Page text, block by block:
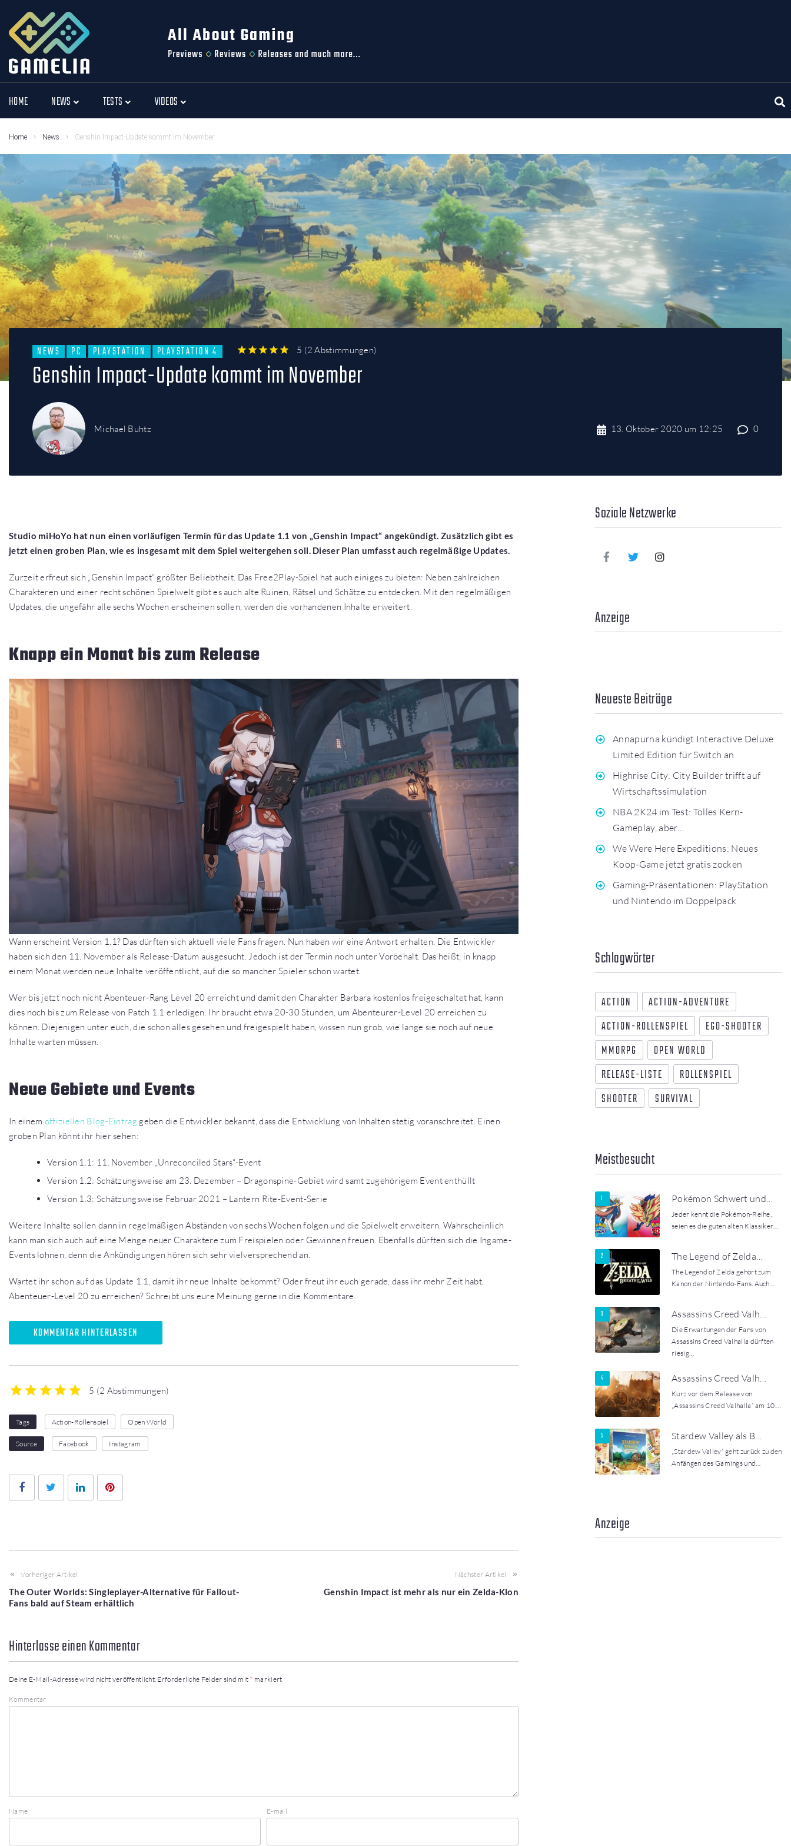
HOME NEWS TESTS VIDEOS
Home News Genshin Impact-Update kommt im November
NEWS PC PLAYSTATION PLAYSTATION 4 5 (2 Abstimmungen)
Genshin Impact-Update kommt im November
Michael Buhtz 13. Oktober 2020 um 12:25 0
Studio miHoYo hat nun einen vorläufigen Termin für das Update 1.1 von „Genshin Impact“ angekündigt. Zusätzlich gibt es
jetzt einen groben Plan, wie es insgesamt mit dem Spiel weitergehen soll. Dieser Plan umfasst auch regelmäßige Updates.
Zurzeit erfreut sich „Genshin Impact“ größter Beliebtheit. Das Free2Play-Spiel hat auch einiges zu bieten: Neben zahlreichen
Charakteren und einer recht schönen Spielwelt gibt es auch alte Ruinen, Rätsel und Schätze zu entdecken. Mit den regelmäßigen
Updates, die ungefähr alle sechs Wochen erscheinen sollen, werden die vorhandenen Inhalte erweitert.
Knapp ein Monat bis zum Release
Wann erscheint Version 1.1? Das dürften sich aktuell viele Fans fragen. Nun haben wir eine Antwort erhalten. Die Entwickler
haben sich den 11. November als Release-Datum ausgesucht. Jedoch ist der Termin noch unter Vorbehalt. Das heißt, in knapp
einem Monat werden neue Inhalte veröffentlicht, auf die so mancher Spieler schon wartet.
Wer bis jetzt noch nicht Abenteuer-Rang Level 20 erreicht und damit den Charakter Barbara kostenlos freigeschaltet hat, kann
dies noch bis zum Release von Patch 1.1 erledigen. Ihr braucht etwa 20-30 Stunden, um Abenteurer-Level 20 erreichen zu
können. Diejenigen unter euch, die schon alles gesehen und freigespielt haben, wissen nun grob, wie lange sie noch auf neue
Inhalte warten müssen.
Neue Gebiete und Events
In einem offiziellen Blog-Eintrag geben die Entwickler bekannt, dass die Entwicklung von Inhalten stetig voranschreitet. Einen
groben Plan könnt ihr hier sehen:
Version 1.1: 11. November „Unreconciled Stars“-Event
Version 1.2: Schätzungsweise am 23. Dezember – Dragonspine-Gebiet wird samt zugehörigem Event enthüllt
Version 1.3: Schätzungsweise Februar 2021 – Lantern Rite-Event-Serie
Weitere Inhalte sollen dann in regelmäßigen Abständen von sechs Wochen folgen und die Spielwelt erweitern. Wahrscheinlich
kann man sich auch auf eine Menge neuer Charaktere zum Freispielen oder Gewinnen freuen. Ebenfalls dürften sich die Ingame-
Events lohnen, denn die Ankündigungen hören sich sehr vielversprechend an.
Wartet ihr schon auf das Update 1.1, damit ihr neue Inhalte bekommt? Oder freut ihr euch gerade, dass ihr mehr Zeit habt,
Abenteuer-Level 20 zu erreichen? Schreibt uns eure Meinung gerne in die Kommentare.
KOMMENTAR HINTERLASSEN
5 (2 Abstimmungen)
Tags Action-Rollenspiel Open World
Source Facebook Instagram
FacebookTwitter LinkedIn
Vorheriger Artikel
The Outer Worlds: Singleplayer-Alternative für Fallout-
Fans bald auf Steam erhältlich
Nächster Artikel
Genshin Impact ist mehr als nur ein Zelda-Klon
Hinterlasse einen Kommentar
Deine E-Mail-Adresse wird nicht veröffentlicht. Erforderliche Felder sind mit * markiert
Kommentar
Name E-mail
Soziale Netzwerke
Anzeige
Neueste Beiträge
Annapurna kündigt Interactive Deluxe
Limited Edition für Switch an
Highrise City: City Builder trifft auf
Wirtschaftssimulation
NBA 2K24 im Test: Tolles Kern-
Gameplay, aber…
We Were Here Expeditions: Neues
Koop-Game jetzt gratis zocken
Gaming-Präsentationen: PlayStation
und Nintendo im Doppelpack
Schlagwörter
ACTION
ACTION-ADVENTURE
ACTION-ROLLENSPIEL
EGO-SHOOTER
MMORPG
OPEN WORLD
RELEASE-LISTE
ROLLENSPIEL
SHOOTER
SURVIVAL
Meistbesucht
Pokémon Schwert und…
Jeder kennt die Pokémon-Reihe,
seien es die guten alten Klassiker…
The Legend of Zelda…
The Legend of Zelda gehört zum
Kanon der Nintendo-Fans. Auch…
Assassins Creed Valh…
Die Erwartungen der Fans von
Assassins Creed Valhalla dürften
riesig…
Assassins Creed Valh…
Kurz vor dem Release von
„Assassins Creed Valhalla“ am 10.…
Stardew Valley als B…
„Stardew Valley“ geht zurück zu den
Anfängen des Gamings und…
Anzeige